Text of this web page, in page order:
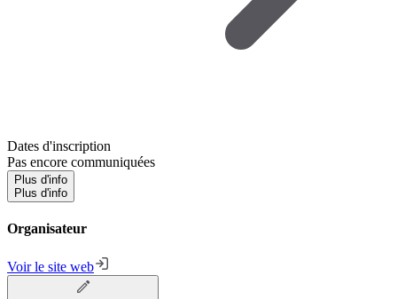
Dates d'inscription
Pas encore communiquées
Plus d'info
Plus d'info
Organisateur
Voir le site web